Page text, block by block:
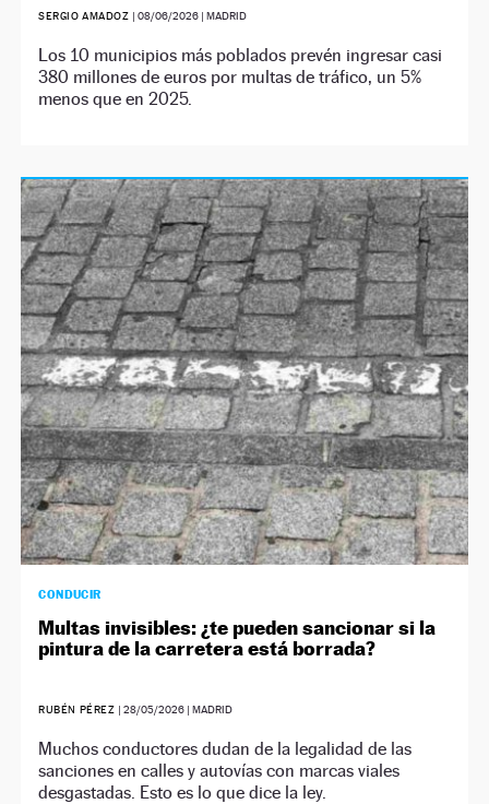
SERGIO AMADOZ |08/06/2026 | MADRID
Los 10 municipios más poblados prevén ingresar casi
380 millones de euros por multas de tráfico, un 5%
menos que en 2025.
CONDUCIR
Multas invisibles: ¿te pueden sancionar si la
pintura de la carretera está borrada?
RUBÉN PÉREZ |28/05/2026 | MADRID
Muchos conductores dudan de la legalidad de las
sanciones en calles y autovías con marcas viales
desgastadas. Esto es lo que dice la ley.